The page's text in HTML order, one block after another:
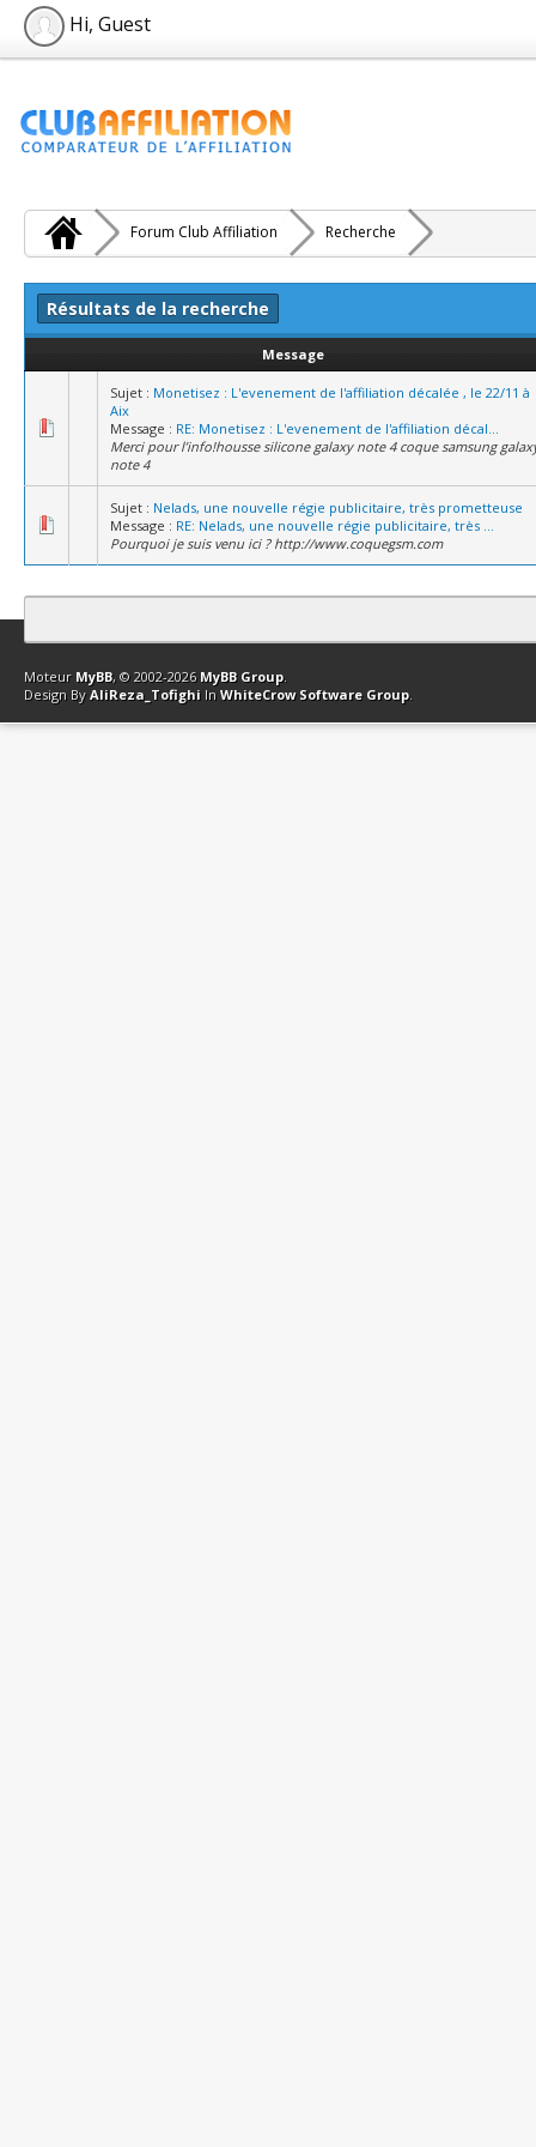
Hi, Guest
Forum Club Affiliation Recherche
Résultats de la recherche
Message
Sujet : Monetisez : L'evenement de l'affiliation décalée , le 22/11 à
Aix
Message : RE: Monetisez : L'evenement de l'affiliation décal...
Merci pour l’info!housse silicone galaxy note 4 coque samsung
note 4
Sujet : Nelads, une nouvelle régie publicitaire, très prometteuse
Message : RE: Nelads, une nouvelle régie publicitaire, très ...
Pourquoi je suis venu ici ? http://www.coquegsm.com
Contact Club Affiliation Retourner en haut Version bas-débit
Moteur MyBB, © 2002-2026 MyBB Group.
Design By AliReza_Tofighi In WhiteCrow Software Group.